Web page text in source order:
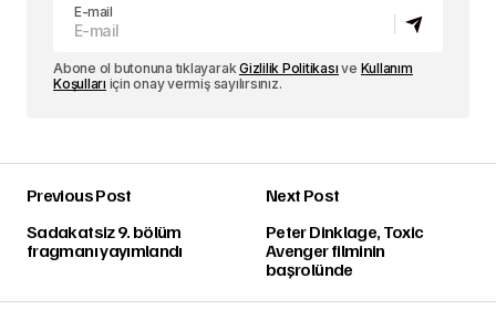
E-mail
Abone ol butonuna tıklayarakGizlilik Politikası ve Kullanım
Koşulları için onay vermiş sayılırsınız.
Previous Post
Sadakatsiz 9. bölüm
fragmanı yayımlandı
Next Post
Peter Dinklage, Toxic
Avenger filminin
başrolünde